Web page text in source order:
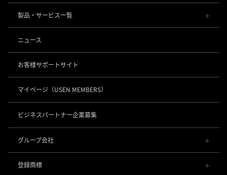
会社概要・役員一覧
事業内容
社長メッセージ
事業所一覧
店舗DX
グループ会社
製品・サービス一覧
POSレジ 他
USENレジ
USENセルフレジ
USENレジTAB HEALTHCARE
USEN ハンディ
USEN Mobile Order
USEN Tablet Order
USEN Order & Pay
USEN My Menu Premium
キャッシュレス決済
USEN PAY
USEN PAY QR
KettyBot Pro（配膳）
PuduBot2（配膳）
BellaBot Pro（配膳）
PUDU T300（運搬）
PUDU CC1（清掃）
集客・予約
USEN SMART RESERVE
ヒトサラ
⁩音楽配信
USEN MUSIC Entertainment
通信
USEN AIR UNLIMITED
お役立ち情報
ニュース
お客様サポートサイト
マイページ （USEN MEMBERS）
ビジネスパートナー企業募集
グループ会社
USEN & U-NEXT GROUP
株式会社 U-NEXT HOLDINGS
登録商標